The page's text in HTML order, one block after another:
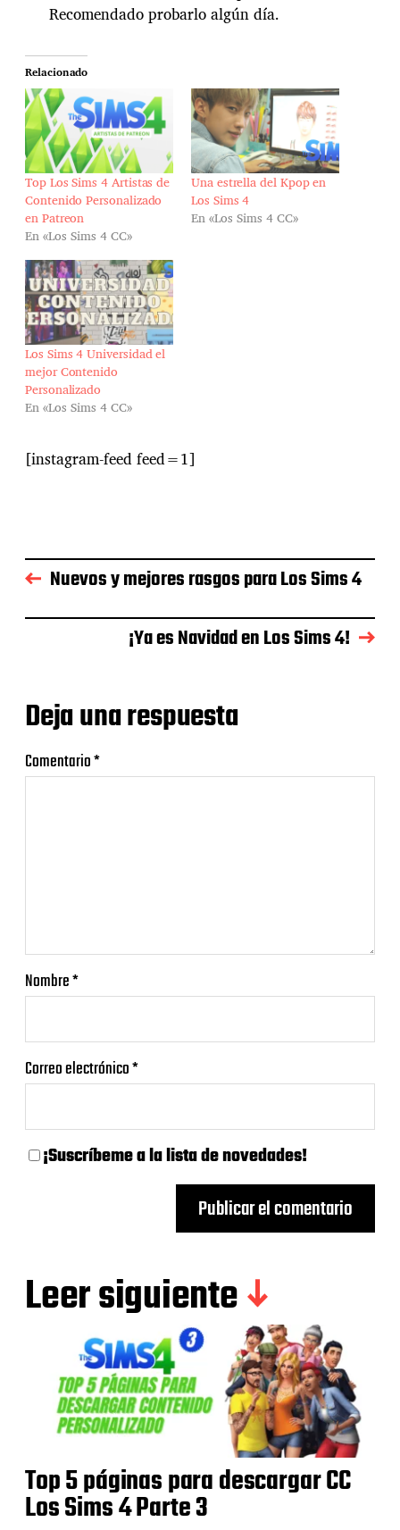
Recomendado probarlo algún día.
Relacionado
Top Los Sims 4 Artistas de
Contenido Personalizado
en Patreon
En «Los Sims 4 CC»
Una estrella del Kpop en
Los Sims 4
En «Los Sims 4 CC»
Los Sims 4 Universidad el
mejor Contenido
Personalizado
En «Los Sims 4 CC»
[instagram-feed feed=1]
Nuevos y mejores rasgos para Los Sims 4
¡Ya es Navidad en Los Sims 4!
Deja una respuesta
Comentario*
Nombre*
Correo electrónico*
¡Suscríbeme a la lista de novedades!
Leer siguiente
Top 5 páginas para descargar CC
Los Sims 4 Parte 3